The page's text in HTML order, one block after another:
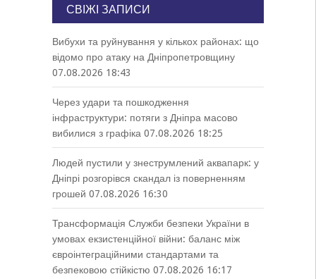
СВІЖІ ЗАПИСИ
Вибухи та руйнування у кількох районах: що
відомо про атаку на Дніпропетровщину
07.08.2026 18:43
Через удари та пошкодження
інфраструктури: потяги з Дніпра масово
вибилися з графіка 07.08.2026 18:25
Людей пустили у знеструмлений аквапарк: у
Дніпрі розгорівся скандал із поверненням
грошей 07.08.2026 16:30
Трансформація Служби безпеки України в
умовах екзистенційної війни: баланс між
євроінтеграційними стандартами та
безпековою стійкістю 07.08.2026 16:17